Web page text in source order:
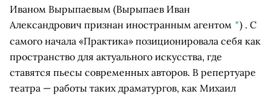
Иваном Вырыпаевым (Вырыпаев Иван
Александрович признан иностранным агентом *) . С
самого начала «Практика» позиционировала себя как
пространство для актуального искусства, где
ставятся пьесы современных авторов. В репертуаре
театра — работы таких драматургов, как Михаил